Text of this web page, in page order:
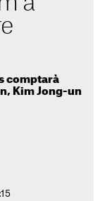
comptarà
Kim Jong-un